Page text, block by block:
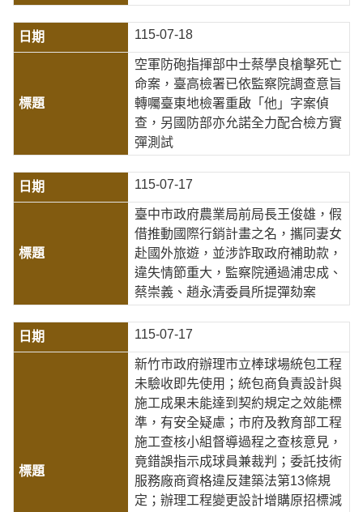
115-07-18
空軍防砲指揮部中士蔡學良槍擊死亡
命案，臺高檢署已依監察院調查意旨
轉囑臺東地檢署重啟「他」字案偵
查，另國防部亦允諾全力配合檢方實
彈測試
115-07-17
臺中市政府農業局前局長王俊雄，假
借推動國際行銷計畫之名，攜同妻女
赴國外旅遊，並涉詐取政府補助款，
違失情節重大，監察院通過浦忠成、
蔡崇義、趙永清委員所提彈劾案
115-07-17
新竹市政府辦理市立棒球場統包工程
未驗收即先使用；統包商負責設計與
施工成果未能達到契約規定之效能標
準，有安全疑慮；市府及教育部工程
施工查核小組督導過程之查核意見，
竟錯誤指示成球員兼裁判；委託技術
服務廠商資格違反建築法第13條規
定；辦理工程變更設計增購原招標減